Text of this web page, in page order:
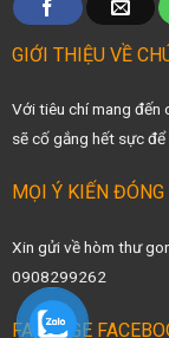
GIỚI THIỆU VỀ
Với tiêu chí mang đến
sẽ cố gắng hết sực
MỌI Ý KIẾN ĐÓNG
Xin gửi về hòm thư
0908299262
FANPAGE